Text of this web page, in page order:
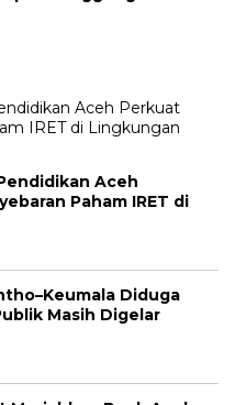
Aceh
Paham IRET di
Diduga
Masih Digelar